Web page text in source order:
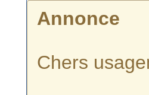
Annonce
Chers